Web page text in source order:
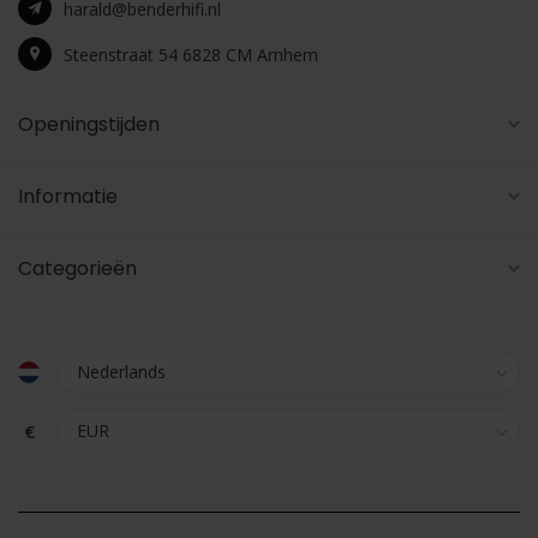
harald@benderhifi.nl
Steenstraat 54 6828 CM Arnhem
Openingstijden
Informatie
Categorieën
€